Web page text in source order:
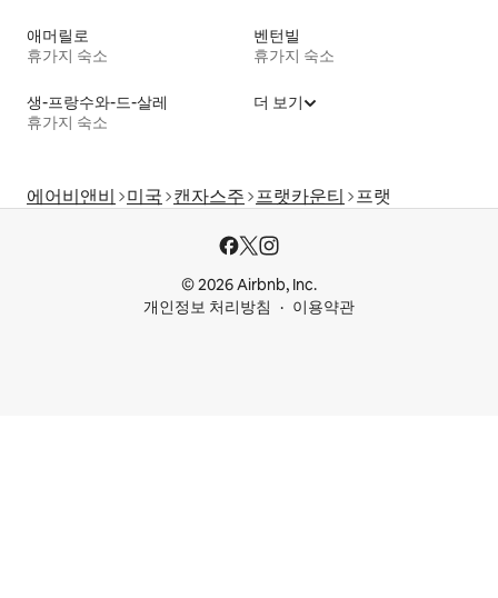
애머릴로
휴가지 숙소
벤턴빌
휴가지 숙소
생-프랑수와-드-살레
휴가지 숙소
더 보기
에어비앤비 미국 캔자스주 프랫카운티 프랫
© 2026 Airbnb, Inc.
개인정보 처리방침
이용약관